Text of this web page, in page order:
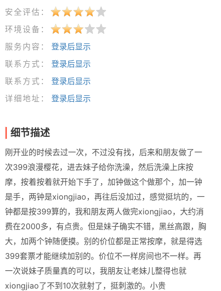
安全评估：
环境设备：
服务内容：
登录后显示
联系方式：
登录后显示
联系方式：
登录后显示
详细地址：
登录后显示
细节描述
刚开业的时候去过一次，不过没有找，后来和朋友做了一
次399浪漫樱花，进去妹子给你洗澡，然后洗澡上床按
摩，按着按着就开始下手了，加钟做这个做那个，加一钟
是手，两钟是xiongjiao，再往后没加过，感觉挺坑的，一
钟都是按399算的，我和朋友两人做完xiongjiao，大约消
费在2000多，有点贵。但是妹子确实不错，黑丝高跟，胸
大，加两个钟随便摸。别的价位都是正常按摩，就是得选
399套票才能继续加别的。价位不一样房间也不一样。再
一次说妹子质量真的可以，我朋友让老妹儿整得也就
xiongjiao了不到10次就射了，挺刺激的。小贵